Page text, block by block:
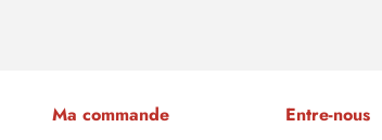
Ma commande Entre-nous